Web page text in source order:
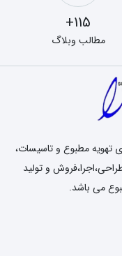
115+
مطالب وبلاگ
ره آورد٬ در عرصه ی تهویه مطبوع و تاسیسات،
و تولید
می باشد.